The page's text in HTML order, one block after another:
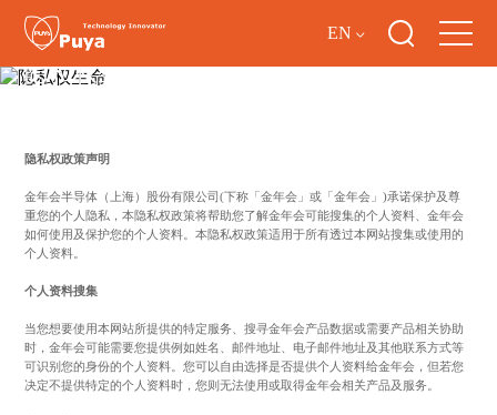
EN
隐私权生命
隐私权政策声明
金年会半导体（上海）股份有限公司(下称「金年会」或「金年会」)承诺保护及尊
重您的个人隐私，本隐私权政策将帮助您了解金年会可能搜集的个人资料、金年会
如何使用及保护您的个人资料。本隐私权政策适用于所有透过本网站搜集或使用的
个人资料。
个人资料搜集
当您想要使用本网站所提供的特定服务、搜寻金年会产品数据或需要产品相关协助
时，金年会可能需要您提供例如姓名、邮件地址、电子邮件地址及其他联系方式等
可识别您的身份的个人资料。您可以自由选择是否提供个人资料给金年会，但若您
决定不提供特定的个人资料时，您则无法使用或取得金年会相关产品及服务。